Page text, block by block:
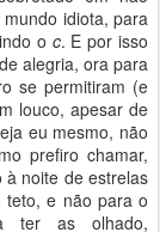
idiota, para
o c. E por isso
alegria, ora para
se permitiram (e
louco, apesar de
eu mesmo, não
prefiro chamar,
noite de estrelas
teto, e não para o
ter as olhado,